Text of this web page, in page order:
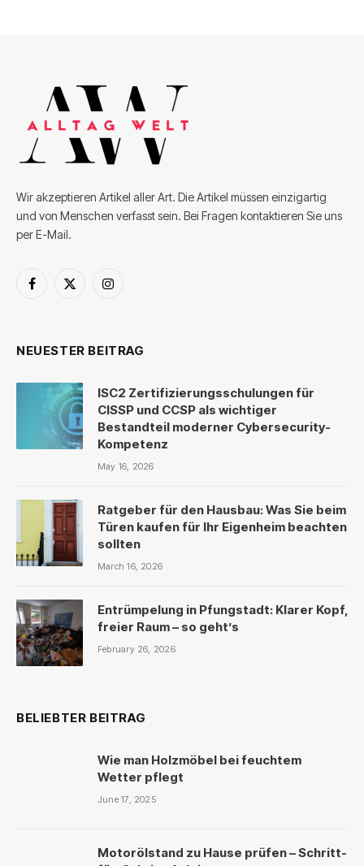
Wir akzeptieren Artikel aller Art. Die Artikel müssen einzigartig
und von Menschen verfasst sein. Bei Fragen kontaktieren Sie uns
per E-Mail.
Facebook
X
Instagram
NEUESTER BEITRAG
ISC2 Zertifizierungsschulungen für
CISSP und CCSP als wichtiger
Bestandteil moderner Cybersecurity-
Kompetenz
May 16, 2026
Ratgeber für den Hausbau: Was Sie beim
Türen kaufen für Ihr Eigenheim beachten
sollten
March 16, 2026
Entrümpelung in Pfungstadt: Klarer Kopf,
freier Raum – so geht’s
February 26, 2026
BELIEBTER BEITRAG
Wie man Holzmöbel bei feuchtem
Wetter pflegt
June 17, 2025
Motorölstand zu Hause prüfen – Schritt-